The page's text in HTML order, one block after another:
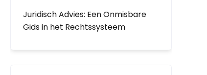
Juridisch Advies: Een Onmisbare
Gids in het Rechtssysteem